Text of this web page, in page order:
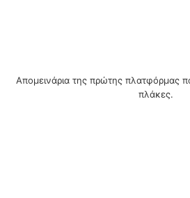
Απομεινάρια της πρώτης πλατφόρμας
πλάκες.